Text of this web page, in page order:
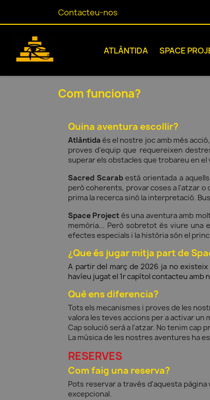
Contacteu-nos
ATLÀNTIDA SPACE
Com funciona?
Quina aventura escollir?
Atlàntida és el nostre joc amb més
proves d'equip que requereixen
superar els obstacles que trobareu en
Sacred Scarabestá orientada a
però coherents, provar coses a l'atzar o
prima la recerca sinó la interpretació.
Space Project és una aventura amb
memòria... Però sobretot és viure una
efectes especials i la història són el
¿Que és jugar mitja part de
A partir del març de 2026 ja no
havíeu jugat el 1r capítol contacteu amb
Què ens diferencia?
Tots els mecanismes i proves de les
valora les teves accions per a activar
Cap solució serà a l'atzar. No tenim cap
La música de les nostres aventures ha
RESERVES
Com faig una reserva?
Pots reservar a través d'aquesta
excepcional.